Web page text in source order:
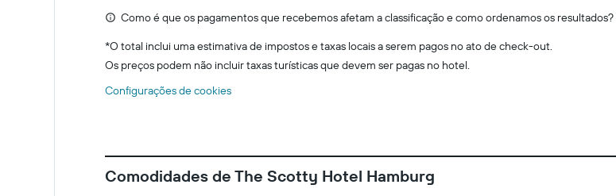
Como é que os pagamentos que recebemos afetam a classificação e como ordenamos os resultados?
*O total inclui uma estimativa de impostos e taxas locais a serem pagos no ato de check-out.
Os preços podem não incluir taxas turísticas que devem ser pagas no hotel.
Configurações de cookies
Comodidades de The Scotty Hotel Hamburg